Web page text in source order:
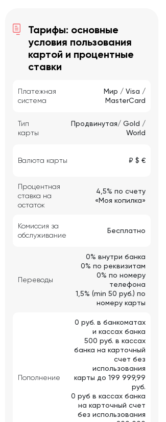
Тарифы: основные
условия пользования
картой и процентные
ставки
Платежная
система
Мир / Visa /
MasterCard
Тип
карты
Продвинутая/ Gold /
World
Валюта карты ₽ $ €
Процентная
ставка на
остаток
4,5% по счету
«Моя копилка»
Комиссия за
обслуживание
Бесплатно
Переводы
0% внутри банка
0% по реквизитам
0% по номеру
телефона
1,5% (min 50 руб.) по
номеру карты
Пополнение
0 руб. в банкоматах
и кассах банка
500 руб. в кассах
банка на карточный
счет без
использования
карты до 199 999,99
руб.
0 руб в кассах банка
на карточный счет
без использования